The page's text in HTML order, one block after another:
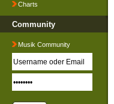
Charts
Community
Musik Community